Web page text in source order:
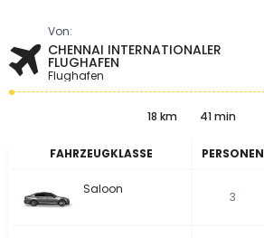
Von:
CHENNAI INTERNATIONALER
FLUGHAFEN
Flughafen
18 km 41 min
FAHRZEUGKLASSE PERSONEN
Saloon
3